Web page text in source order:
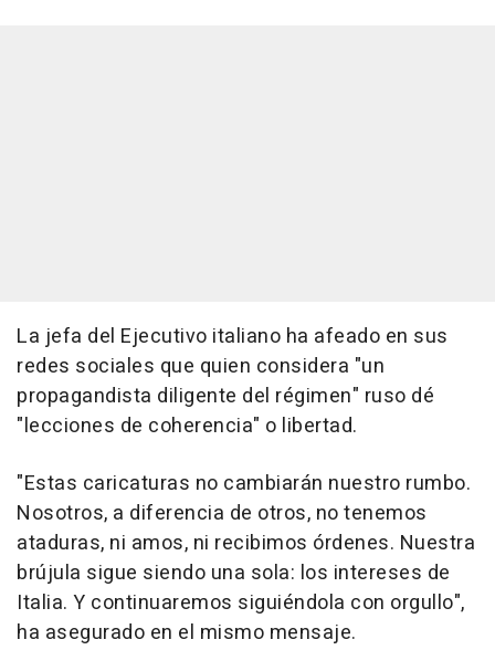
La jefa del Ejecutivo italiano ha afeado en sus
redes sociales que quien considera "un
propagandista diligente del régimen" ruso dé
"lecciones de coherencia" o libertad.
"Estas caricaturas no cambiarán nuestro rumbo.
Nosotros, a diferencia de otros, no tenemos
ataduras, ni amos, ni recibimos órdenes. Nuestra
brújula sigue siendo una sola: los intereses de
Italia. Y continuaremos siguiéndola con orgullo",
ha asegurado en el mismo mensaje.